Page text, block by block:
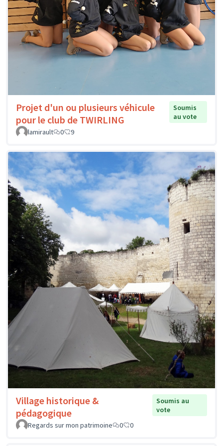
Projet d'un ou plusieurs véhicule
pour le club de TWIRLING
Soumis
au vote
lamirault
0 9
Village historique &
pédagogique
Soumis au
vote
Regards sur mon patrimoine
0 0